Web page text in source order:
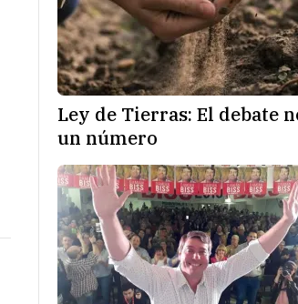
Ley de Tierras: El debate
un número